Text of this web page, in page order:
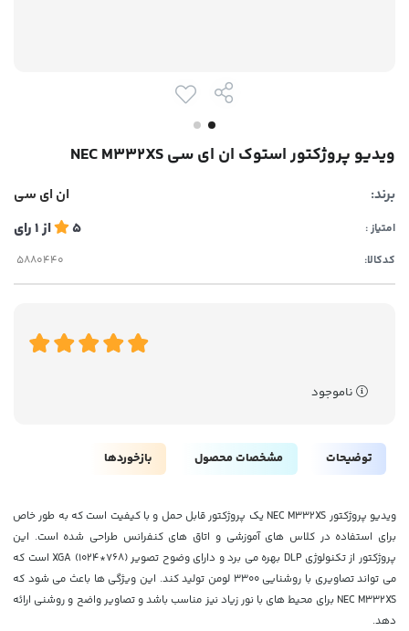
ویدیو پروژکتور استوک ان ای سی NEC M332XS
برند: ان ای سی
امتیاز : 5 از1رای
کدکالا:
ناموجود
توضیحات مشخصات محصول بازخوردها
ویدیو پروژکتور NEC M332XS یک پروژکتور قابل حمل و با کیفیت است که به طور خاص
برای استفاده در کلاس های آموزشی و اتاق های کنفرانس طراحی شده است. این
پروژکتور از تکنولوژی DLP بهره می برد و دارای وضوح تصویر XGA (1024*768) است که
می تواند تصاویری با روشنایی 3300 لومن تولید کند. این ویژگی ها باعث می شود که
NEC M332XS برای محیط های با نور زیاد نیز مناسب باشد و تصاویر واضح و روشنی ارائه
دهد.